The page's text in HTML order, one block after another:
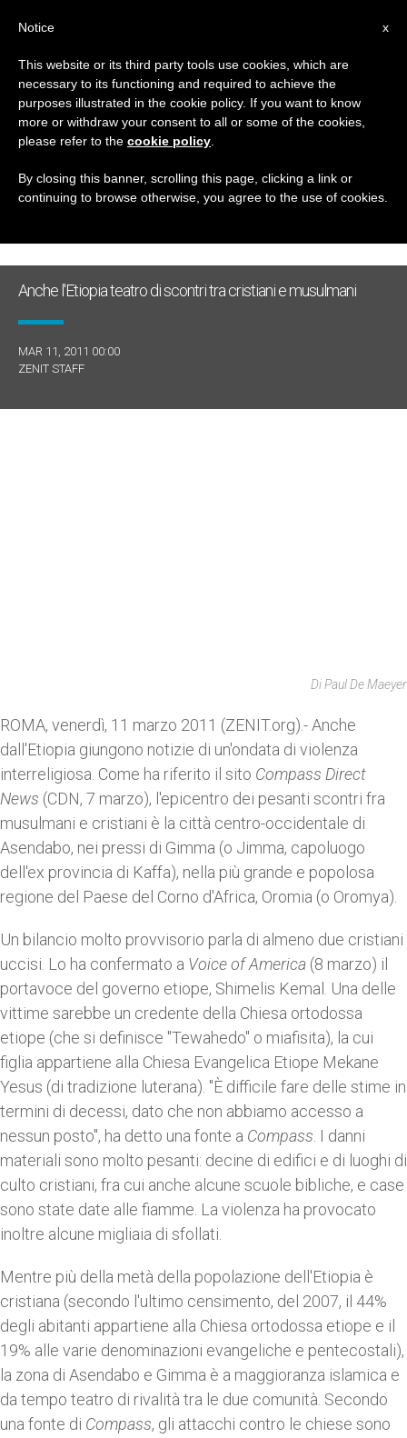
GIORNO
Marzo 11th, 2011
ULTIME NOTIZIE
Anche l'Etiopia teatro di scontri tra cristiani e musulmani
MAR 11, 2011 00:00
ZENIT STAFF
Di Paul De Maeyer
ROMA, venerdì, 11 marzo 2011 (ZENIT.org).- Anche
dall'Etiopia giungono notizie di un'ondata di violenza
interreligiosa. Come ha riferito il sito Compass Direct
News (CDN, 7 marzo), l'epicentro dei pesanti scontri fra
musulmani e cristiani è la città centro-occidentale di
Asendabo, nei pressi di Gimma (o Jimma, capoluogo
dell'ex provincia di Kaffa), nella più grande e popolosa
regione del Paese del Corno d'Africa, Oromia (o Oromya).
Un bilancio molto provvisorio parla di almeno due cristiani
uccisi. Lo ha confermato a Voice of America (8 marzo) il
portavoce del governo etiope, Shimelis Kemal. Una delle
vittime sarebbe un credente della Chiesa ortodossa
etiope (che si definisce "Tewahedo" o miafisita), la cui
figlia appartiene alla Chiesa Evangelica Etiope Mekane
Yesus (di tradizione luterana). "È difficile fare delle stime in
termini di decessi, dato che non abbiamo accesso a
nessun posto", ha detto una fonte a Compass . I danni
materiali sono molto pesanti: decine di edifici e di luoghi di
culto cristiani, fra cui anche alcune scuole bibliche, e case
sono state date alle fiamme. La violenza ha provocato
inoltre alcune migliaia di sfollati.
Mentre più della metà della popolazione dell'Etiopia è
cristiana (secondo l'ultimo censimento, del 2007, il 44%
degli abitanti appartiene alla Chiesa ortodossa etiope e il
19% alle varie denominazioni evangeliche e pentecostali),
la zona di Asendabo e Gimma è a maggioranza islamica e
da tempo teatro di rivalità tra le due comunità. Secondo
una fonte di Compass, gli attacchi contro le chiese sono
x
Notice
This website or its third party tools use cookies, which are
necessary to its functioning and required to achieve the
purposes illustrated in the cookie policy. If you want to know
more or withdraw your consent to all or some of the cookies,
please refer to the cookie policy
By closing this banner, scrolling this page, clicking a link or
continuing to browse otherwise, you agree to the use of cookies.